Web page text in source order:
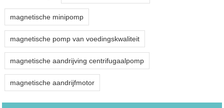
magnetische minipomp
magnetische pomp van voedingskwaliteit
magnetische aandrijving centrifugaalpomp
magnetische aandrijfmotor